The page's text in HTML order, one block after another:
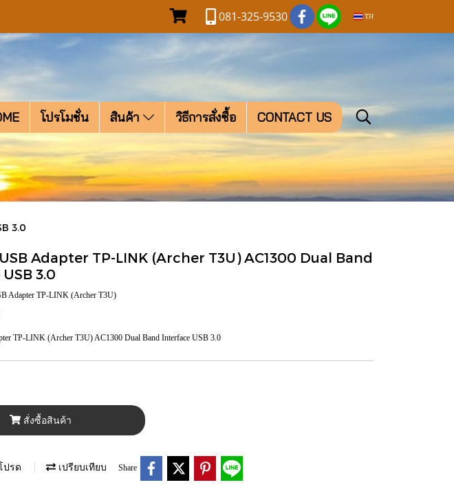
081-325-9530 TH
โปรโมชั่น สินค้า วิธีการสั่งซื้อ CONTACT US
3.0
Adapter TP-LINK (Archer T3U) AC1300 Dual Band
3.0
Adapter TP-LINK (Archer T3U)
TP-LINK (Archer T3U) AC1300 Dual Band Interface USB 3.0
สั่งซื้อสินค้า
ปรด เปรียบเทียบ Share